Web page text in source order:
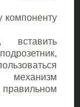
компоненту
вставить
механизм